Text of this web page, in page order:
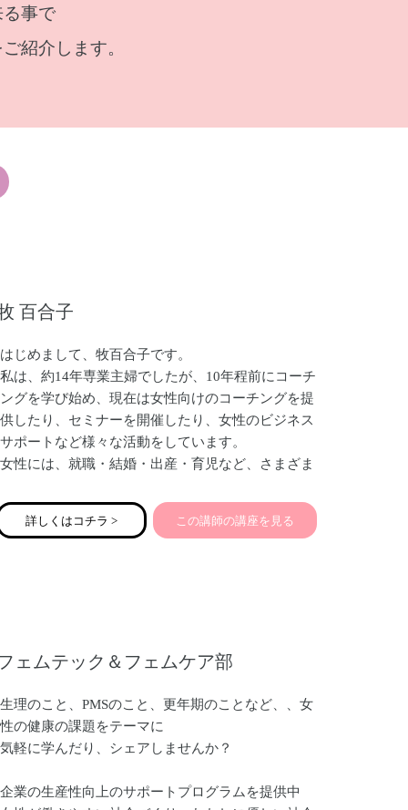
事で
紹介します。
百合子
はじめまして、牧百合子です。
私は、約14年専業主婦でしたが、10年程前にコーチ
ングを学び始め、現在は女性向けのコーチングを提
供したり、セミナーを開催したり、女性のビジネス
サポートなど様々な活動をしています。
女性には、就職・結婚・出産・育児など、さまざま
たくさんの役割を担う女性が、よりその人として輝
いて人生を生きられるようサポートすることが、現
詳しくはコチラ > この講師の講座を見る
ェムテック＆フェムケア部
生理のこと、PMSのこと、更年期のことなど、、女
性の健康の課題をテーマに
気軽に学んだり、シェアしませんか？
企業の生産性向上のサポートプログラムを提供中